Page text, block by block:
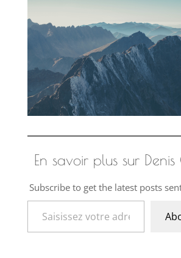
En savoir plus sur
Subscribe to get the latest posts
Saisissez votre adresse e-mail…